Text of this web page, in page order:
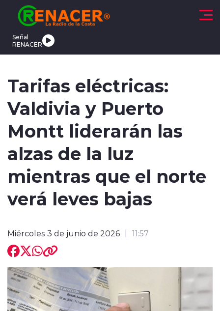
Click acá para ir directamente al contenido
Señal
RENACER
modo claro
Tarifas eléctricas:
Valdivia y Puerto
Montt liderarán las
alzas de la luz
mientras que el norte
verá leves bajas
Miércoles 3 de junio de 2026 11:57